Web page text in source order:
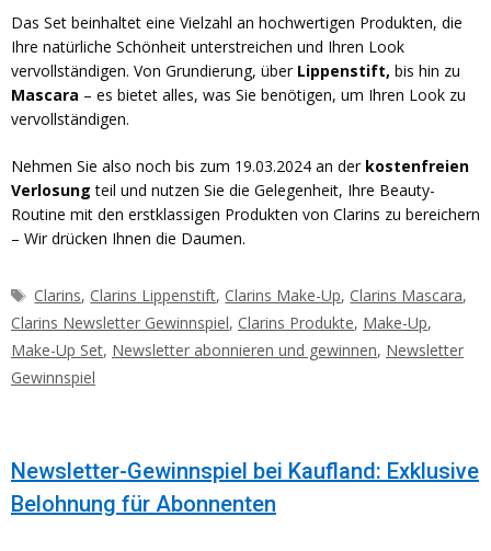
Das Set beinhaltet eine Vielzahl an hochwertigen Produkten, die
Ihre natürliche Schönheit unterstreichen und Ihren Look
vervollständigen. Von Grundierung, über Lippenstift, bis hin zu
Mascara – es bietet alles, was Sie benötigen, um Ihren Look zu
vervollständigen.
Nehmen Sie also noch bis zum 19.03.2024 an der kostenfreien
Verlosung teil und nutzen Sie die Gelegenheit, Ihre Beauty-
Routine mit den erstklassigen Produkten von Clarins zu bereichern
– Wir drücken Ihnen die Daumen.
Schlagwörter
Clarins, Clarins Lippenstift, Clarins Make-Up, Clarins Mascara,
Clarins Newsletter Gewinnspiel, Clarins Produkte, Make-Up,
Make-Up Set, Newsletter abonnieren und gewinnen, Newsletter
Gewinnspiel
Newsletter-Gewinnspiel bei Kaufland: Exklusive
Belohnung für Abonnenten